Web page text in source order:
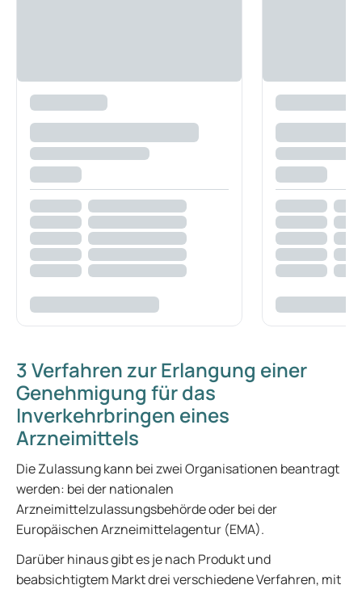
3 Verfahren zur Erlangung einer
Genehmigung für das
Inverkehrbringen eines
Arzneimittels
Die Zulassung kann bei zwei Organisationen beantragt
werden: bei der nationalen
Arzneimittelzulassungsbehörde oder bei der
Europäischen Arzneimittelagentur (EMA).
Darüber hinaus gibt es je nach Produkt und
beabsichtigtem Markt drei verschiedene Verfahren, mit